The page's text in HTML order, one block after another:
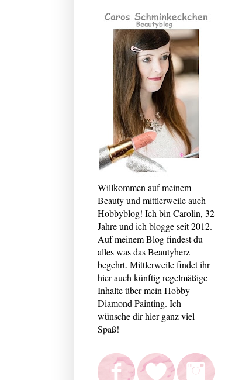
Willkommen auf meinem
Beauty und mittlerweile auch
Hobbyblog! Ich bin Carolin, 32
Jahre und ich blogge seit 2012.
Auf meinem Blog findest du
alles was das Beautyherz
begehrt. Mittlerweile findet ihr
hier auch künftig regelmäßige
Inhalte über mein Hobby
Diamond Painting. Ich
wünsche dir hier ganz viel
Spaß!